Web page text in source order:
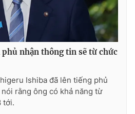
nhận thông tin sẽ từ chức
Ishiba đã lên tiếng phủ
rằng ông có khả năng từ
tới.